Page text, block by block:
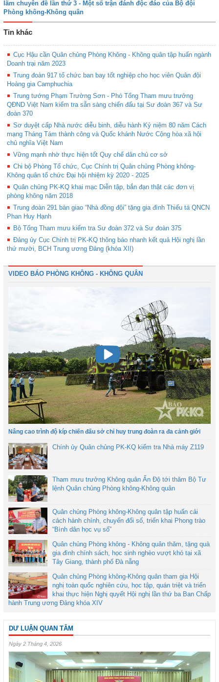
lãm chuyên đề lần thứ 3 - Một số trận đánh độc đáo của Bộ đội
Phòng không-Không quân
Tin khác
Cục Hậu cần Quân chủng Phòng Không - Không quân tập huấn ngành
Doanh trại năm 2023
Trung đoàn 917 tổ chức ban bay tốt nghiệp cho học viên Quân đội
Hoàng gia Camphuchia
Trung tướng Phạm Trường Sơn - Phó Tổng Tham mưu trưởng
QĐND Việt Nam kiểm tra sẵn sàng chiến đấu tại Sư đoàn 367 và Sư
đoàn 370
Sơ duyệt cấp Nhà nước diễu binh, diễu hành Kỷ niệm 80 năm Cách
mạng Tháng Tám thành công và Quốc khánh Nước Cộng hòa xã hội
chủ nghĩa Việt Nam
Vững mạnh nhờ thực hiện tốt Quy chế dân chủ cơ sở
Chi bộ Phòng Tổ chức, Cục Chính trị Quân chủng Phòng không-
Không quân tổ chức Đại hội nhiệm kỳ 2020 - 2025
Quân chủng PK-KQ khai mạc Diễn tập, bắn đạn thật các đơn vị
phòng không năm 2018
Trung đoàn 291 bàn giao “Nhà đồng đội” tặng gia đình Thiếu tá QNCN
Phan Huy Hạnh
Bộ Tổng Tham mưu kiểm tra Sư đoàn 372 và Sư đoàn 375
Đảng ủy Cục Chính trị PK-KQ thông báo nhanh kết quả Hội nghị lần
thứ mười, BCH Trung ương Đảng (khóa XII)
VIDEO BÁO PHÒNG KHÔNG - KHÔNG QUÂN
Nâng cao trình độ kíp chiến đấu sở chỉ huy trung đoàn ra đa cảnh giới
Chính ủy Quân chủng PK-KQ kiểm tra Nhà máy Z119
Tham mưu trưởng Không quân Ấn Độ tới thăm Bộ Tư
lệnh Quân chủng Phòng không-Không quân
Quân chủng Phòng không-Không quân tập huấn cải
cách hành chính, chuyển đổi số, triển khai Phong trào
“Bình dân học vụ số”
Quân chủng Phòng không - Không quân thăm, tặng quà
gia đình chính sách, học sinh nghèo vượt khó tại xã
Tây Giang, thành phố Đà nẵng
Quân chủng Phòng không-Không quân tham gia Hội
nghị toàn quốc nghiên cứu, học tập, quán triệt và triển
khai thực hiện Nghị quyết Hội nghị lần thứ ba Ban Chấp
hành Trung ương Đảng khóa XIV
DƯ LUẬN QUAN TÂM
Ngày 2 Tháng 4, 2026